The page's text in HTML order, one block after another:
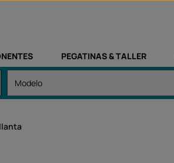
PEGATINAS & TALLER